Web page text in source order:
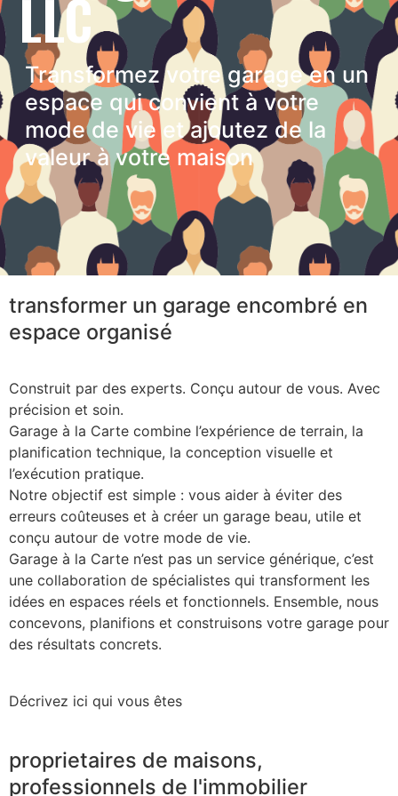
LLC
Transformez votre garage en un
espace qui convient à votre
mode de vie et ajoutez de la
valeur à votre maison
transformer un garage encombré en
espace organisé
Construit par des experts. Conçu autour de vous. Avec
précision et soin.
Garage à la Carte combine l’expérience de terrain, la
planification technique, la conception visuelle et
l’exécution pratique.
Notre objectif est simple : vous aider à éviter des
erreurs coûteuses et à créer un garage beau, utile et
conçu autour de votre mode de vie.
Garage à la Carte n’est pas un service générique, c’est
une collaboration de spécialistes qui transforment les
idées en espaces réels et fonctionnels. Ensemble, nous
concevons, planifions et construisons votre garage pour
des résultats concrets.
Décrivez ici qui vous êtes
proprietaires de maisons,
professionnels de l'immobilier